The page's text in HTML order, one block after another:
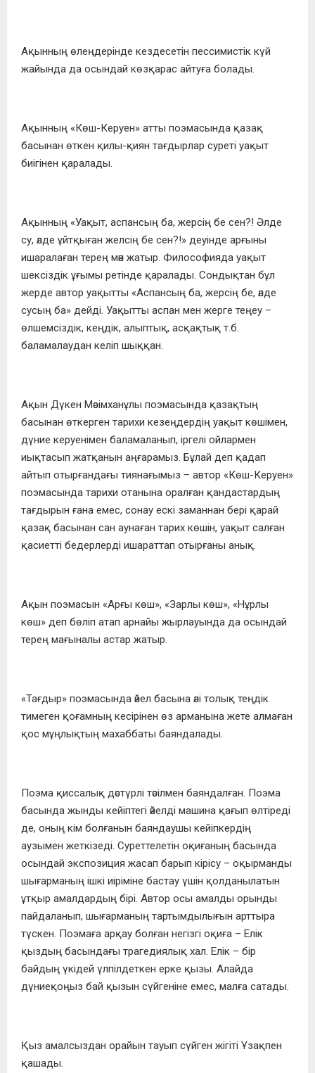
Ақынның өлеңдерінде кездесетін пессимистік күй
жайын­да да осындай көзқарас айтуға болады.
Ақынның «Көш-Керуен» атты поэмасында қазақ
басынан өткен қилы-қиян тағдырлар суреті уақыт
биігінен қаралады.
Ақынның «Уақыт, аспансың ба, жерсің бе сен?! Әлде
су, әлде ұйтқыған желсің бе сен?!» деуінде арғыны
ишаралаған терең мән жатыр. Философияда уақыт
шексіздік ұғымы ретінде қаралады. Сондықтан бұл
жерде автор уақытты «Аспансың ба, жерсің бе, әлде
сусың ба» дейді. Уақытты аспан мен жерге теңеу –
өлшемсіздік, кеңдік, алыптық, асқақтық т.б.
баламалаудан келіп шыққан.
Ақын Дүкен Мәсімханұлы поэмасында қазақтың
басынан өткерген тарихи кезеңдердің уақыт көшімен,
дүние керуенімен баламаланып, іргелі ойлармен
иықтасып жатқанын аңғарамыз. Бұлай деп қадап
айтып отырғандағы тиянағымыз – автор «Көш-Керуен»
поэмасында тарихи отанына оралған қандастардың
тағдырын ғана емес, сонау ескі заманнан бері қарай
қазақ басынан сан аунаған тарих көшін, уақыт салған
қасиетті бедерлерді ишараттап отырғаны анық.
Ақын поэмасын «Арғы көш», «Зарлы көш», «Нұрлы
көш» деп бөліп атап арнайы жырлауында да осындай
терең мағыналы астар жатыр.
«Тағдыр» поэмасында әйел басына әлі толық теңдік
тимеген қоғамның кесірінен өз арманына жете алмаған
қос мұңлықтың махаббаты баяндалады.
Поэма қиссалық дәстүрлі тәсілмен баяндалған. Поэма
басында жынды кейіптегі әйелді машина қағып өлтіреді
де, оның кім болғанын баяндаушы кейіпкердің
аузымен жеткізеді. Суреттелетін оқиғаның басында
осындай экспозиция жасап барып кірісу – оқырманды
шығарманың ішкі иіріміне бастау үшін қолданылатын
ұтқыр амалдардың бірі. Автор осы амалды орынды
пайдаланып, шығарманың тартымдылығын арттыра
түскен. Поэмаға арқау болған негізгі оқиға – Елік
қыздың басындағы трагедиялық хал. Елік – бір
байдың үкідей үлпілдеткен ерке қызы. Алайда
дүниеқоңыз бай қызын сүйгеніне емес, малға сатады.
Қыз амалсыздан орайын тауып сүйген жігіті Ұзақпен
қашады.